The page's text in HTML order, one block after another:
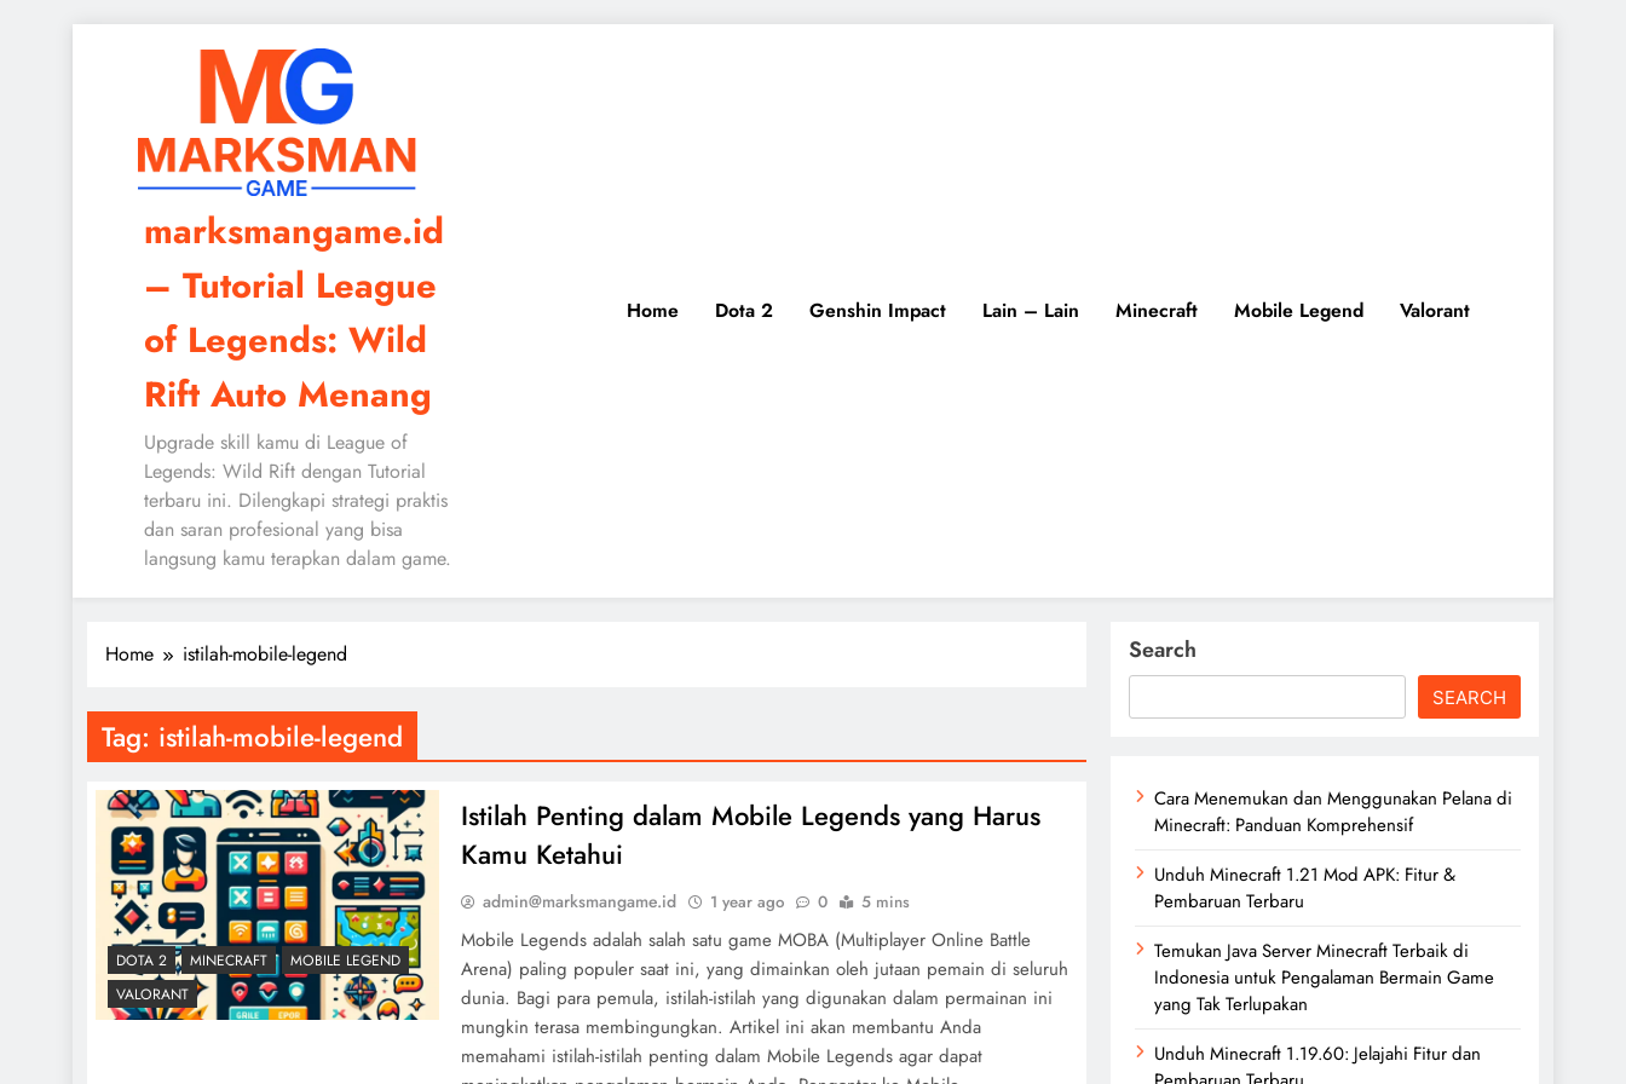
marksmangame.id
– Tutorial League
of Legends: Wild
Rift Auto Menang
Upgrade skill kamu di League of
Legends: Wild Rift dengan Tutorial
terbaru ini. Dilengkapi strategi praktis
dan saran profesional yang bisa
langsung kamu terapkan dalam game.
Home Dota 2 Genshin Impact Lain – Lain Minecraft Mobile Legend Valorant
Home istilah-mobile-legend
Tag: istilah-mobile-legend
DOTA 2 MINECRAFT
MOBILE LEGEND
VALORANT
Istilah Penting dalam Mobile Legends yang Harus
Kamu Ketahui
admin@marksmangame.id 1 year ago 0 5 mins
Mobile Legends adalah salah satu game MOBA (Multiplayer Online Battle
Arena) paling populer saat ini, yang dimainkan oleh jutaan pemain di seluruh
dunia. Bagi para pemula, istilah-istilah yang digunakan dalam permainan ini
mungkin terasa membingungkan. Artikel ini akan membantu Anda
memahami istilah-istilah penting dalam Mobile Legends agar dapat
Search
SEARCH
Cara Menemukan dan Menggunakan Pelana di
Minecraft: Panduan Komprehensif
Unduh Minecraft 1.21 Mod APK: Fitur &
Pembaruan Terbaru
Temukan Java Server Minecraft Terbaik di
Indonesia untuk Pengalaman Bermain Game
yang Tak Terlupakan
Unduh Minecraft 1.19.60: Jelajahi Fitur dan